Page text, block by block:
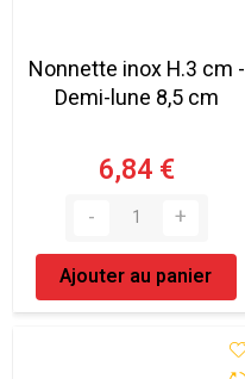
Nonnette inox H.3 cm -
Demi-lune 8,5 cm
6,84 €
Ajouter au panier